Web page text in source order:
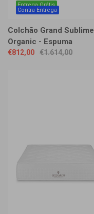
Entrega Grátis
Contra-Entrega
Colchão Grand Sublime
Organic - Espuma
€812,00 €1.614,00